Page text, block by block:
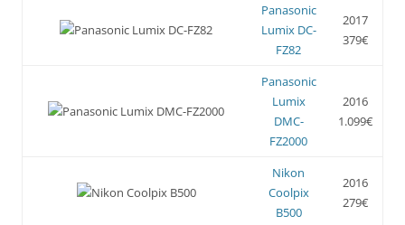
Panasonic
Lumix DC-
FZ82
2017
379€
Panasonic
Lumix
DMC-
FZ2000
2016
1.099€
Nikon
Coolpix
B500
2016
279€